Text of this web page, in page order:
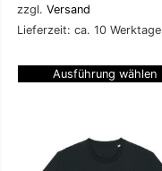
zzgl. Versand
Lieferzeit: ca. 10 Werktage
Ausführung wählen